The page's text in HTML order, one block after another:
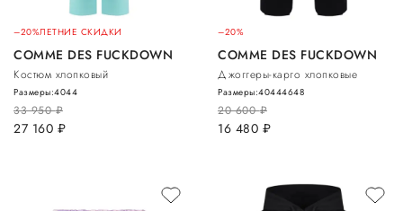
–20%ЛЕТНИЕ СКИДКИ
COMME DES FUCKDOWN
Костюм хлопковый
33 950руб.
27 160 руб.
Размеры:4044
–20%
COMME DES FUCKDOWN
Джоггеры-карго хлопковые
20 600руб.
16 480 руб.
Размеры:40444648